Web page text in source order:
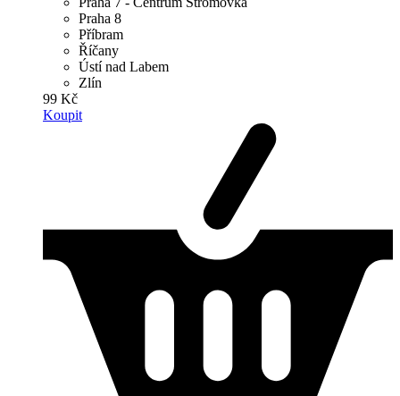
Praha 8
Příbram
Říčany
Ústí nad Labem
Zlín
99 Kč
Koupit